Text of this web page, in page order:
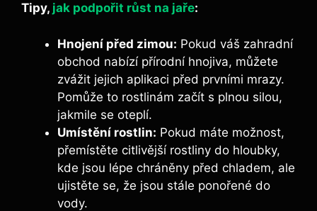
Tipy, jak podpořit růst na jaře:
Hnojení před zimou: Pokud váš zahradní
obchod nabízí přírodní hnojiva, můžete
zvážit jejich aplikaci před prvními mrazy.
Pomůže to rostlinám začít s plnou silou,
jakmile se oteplí.
Umístění rostlin: Pokud máte možnost,
přemístěte citlivější rostliny do hloubky,
kde jsou lépe chráněny před chladem, ale
ujistěte se, že jsou stále ponořené do
vody.